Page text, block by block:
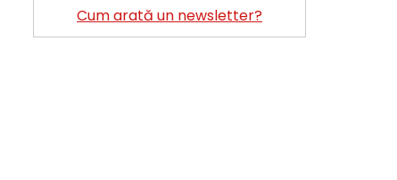
Cum arată un newsletter?